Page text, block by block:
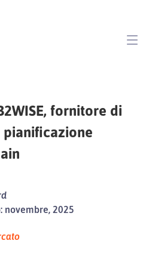
fornitore di
novembre, 2025